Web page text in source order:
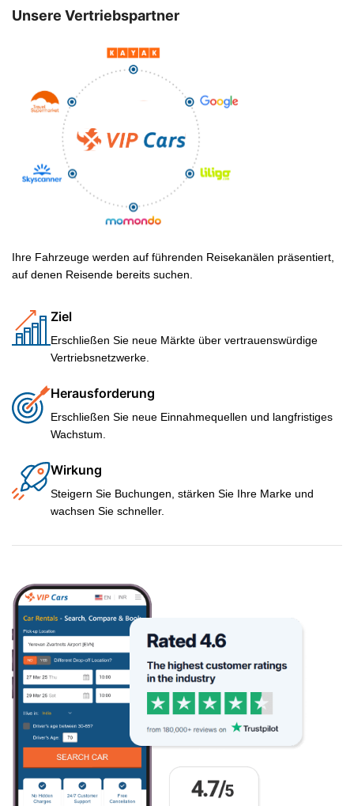
Unsere Vertriebspartner
Ihre Fahrzeuge werden auf führenden Reisekanälen präsentiert,
auf denen Reisende bereits suchen.
Ziel
Erschließen Sie neue Märkte über vertrauenswürdige
Vertriebsnetzwerke.
Herausforderung
Erschließen Sie neue Einnahmequellen und langfristiges
Wachstum.
Wirkung
Steigern Sie Buchungen, stärken Sie Ihre Marke und
wachsen Sie schneller.